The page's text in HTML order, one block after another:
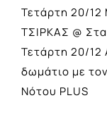
Τετάρτη 20/
ΤΣΙΡΚΑΣ @
Τετάρτη 20/
δωμάτιο με
Νότου PLUS